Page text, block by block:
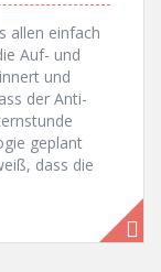
allen einfach
Auf- und
und
der Anti-
geplant
dass die